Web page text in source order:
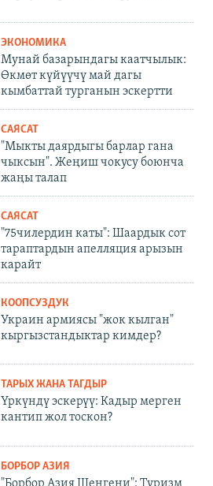
ЭКОНОМИКА
Мунай базарындагы каатчылык:
Өкмөт күйүүчү май дагы
кымбаттай турганын эскертти
САЯСАТ
"Мыкты даярдыгы барлар гана
чыксын". Жеңиш чокусу боюнча
жаңы талап
САЯСАТ
"75чилердин каты": Шаардык сот
тараптардын апелляция арызын
карайт
КООПСУЗДУК
Украин армиясы "жок кылган"
кыргызстандыктар кимдер?
ТАРЫХ ЖАНА ТАГДЫР
Үркүндү эскерүү: Кадыр мерген
кантип жол тоскон?
БОРБОР АЗИЯ